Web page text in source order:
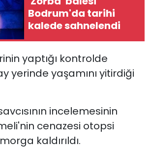
Bodrum'da tarihi
kalede sahnelendi
yaptığı kontrolde
yerinde yaşamını yitirdiği
incelemesinin
cenazesi otopsi
kaldırıldı.